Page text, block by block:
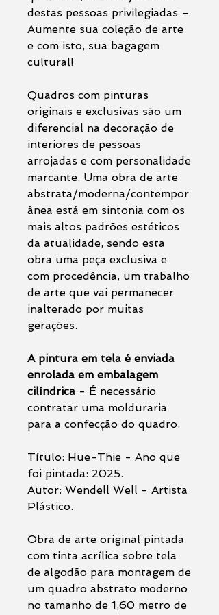
destas pessoas privilegiadas –
Aumente sua coleção de arte
e com isto, sua bagagem
cultural!
Quadros com pinturas
originais e exclusivas são um
diferencial na decoração de
interiores de pessoas
arrojadas e com personalidade
marcante. Uma obra de arte
abstrata/moderna/contempor
ânea está em sintonia com os
mais altos padrões estéticos
da atualidade, sendo esta
obra uma peça exclusiva e
com procedência, um trabalho
de arte que vai permanecer
inalterado por muitas
gerações.
A pintura em tela é enviada
enrolada em embalagem
cilíndrica - É necessário
contratar uma molduraria
para a confecção do quadro.
Título: Hue-Thie - Ano que
foi pintada: 2025.
Autor: Wendell Well - Artista
Plástico.
Obra de arte original pintada
com tinta acrílica sobre tela
de algodão para montagem de
um quadro abstrato moderno
no tamanho de 1,60 metro de